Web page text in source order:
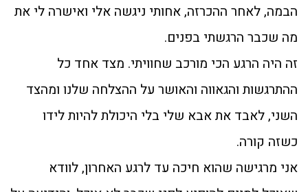
הבמה, לאחר ההכרזה, אחותי ניגשה אלי ואישרה לי את
מה שכבר הרגשתי בפנים.
זה היה הרגע הכי מורכב שחוויתי. מצד אחד כל
ההתרגשות והגאווה והאושר על ההצלחה שלנו ומהצד
השני, לאבד את אבא שלי בלי היכולת להיות לידו
כשזה קורה.
אני מרגישה שהוא חיכה עד לרגע האחרון, לוודא